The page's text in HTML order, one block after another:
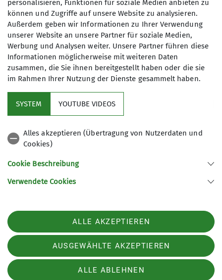
63071 Offenbach am Main
Telefon +4969869085
Datenschutz-Einstellungen
Impressum
personalisieren, Funktionen für soziale Medien anbieten zu
können und Zugriffe auf unsere Website zu analysieren.
Außerdem geben wir Informationen zu Ihrer Verwendung
unserer Website an unsere Partner für soziale Medien,
Werbung und Analysen weiter. Unsere Partner führen diese
Informationen möglicherweise mit weiteren Daten
zusammen, die Sie ihnen bereitgestellt haben oder die sie
im Rahmen Ihrer Nutzung der Dienste gesammelt haben.
SYSTEM YOUTUBE VIDEOS
Alles akzeptieren (Übertragung von Nutzerdaten und
Cookies)
Cookie Beschreibung
Verwendete Cookies
ALLE AKZEPTIEREN
AUSGEWÄHLTE AKZEPTIEREN
ALLE ABLEHNEN